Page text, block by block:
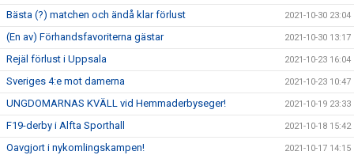
Bästa (?) matchen och ändå klar förlust 2021-10-30 23:04
(En av) Förhandsfavoriterna gästar 2021-10-30 13:17
Rejäl förlust i Uppsala 2021-10-23 16:04
Sveriges 4:e mot damerna 2021-10-23 10:47
UNGDOMARNAS KVÄLL vid Hemmaderbyseger! 2021-10-19 23:33
F19-derby i Alfta Sporthall 2021-10-18 15:42
Oavgjort i nykomlingskampen! 2021-10-17 14:15